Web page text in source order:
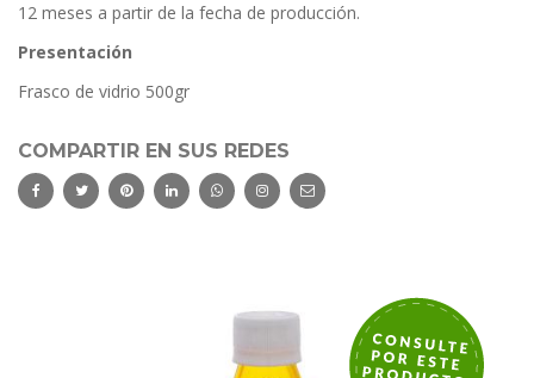
12 meses a partir de la fecha de producción.
Presentación
Frasco de vidrio 500gr
COMPARTIR EN SUS REDES